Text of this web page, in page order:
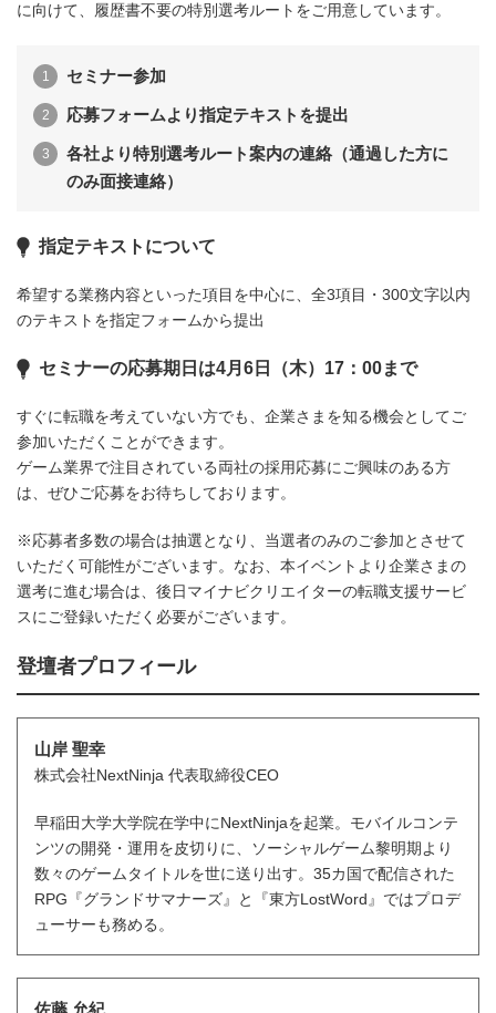
に向けて、履歴書不要の特別選考ルートをご用意しています。
セミナー参加
応募フォームより指定テキストを提出
各社より特別選考ルート案内の連絡（通過した方に
のみ面接連絡）
指定テキストについて
希望する業務内容といった項目を中心に、全3項目・300文字以内
のテキストを指定フォームから提出
セミナーの応募期日は4月6日（木）17：00まで
すぐに転職を考えていない方でも、企業さまを知る機会としてご
参加いただくことができます。
ゲーム業界で注目されている両社の採用応募にご興味のある方
は、ぜひご応募をお待ちしております。
※応募者多数の場合は抽選となり、当選者のみのご参加とさせて
いただく可能性がございます。なお、本イベントより企業さまの
選考に進む場合は、後日マイナビクリエイターの転職支援サービ
スにご登録いただく必要がございます。
登壇者プロフィール
山岸 聖幸
株式会社NextNinja 代表取締役CEO
早稲田大学大学院在学中にNextNinjaを起業。モバイルコンテ
ンツの開発・運用を皮切りに、ソーシャルゲーム黎明期より
数々のゲームタイトルを世に送り出す。35カ国で配信された
RPG『グランドサマナーズ』と『東方LostWord』ではプロデ
ューサーも務める。